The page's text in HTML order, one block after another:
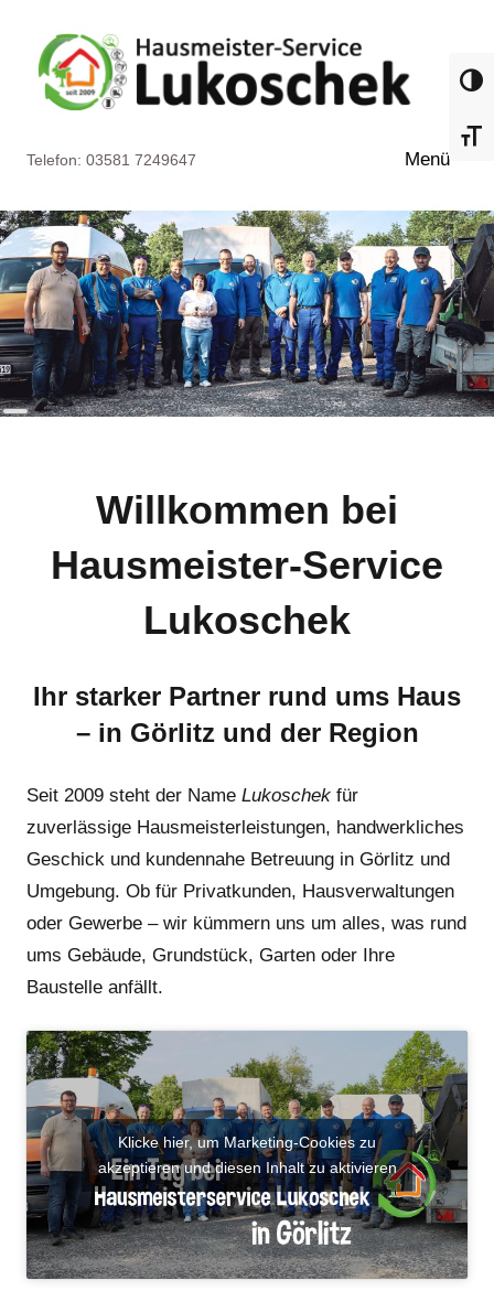
springen
Service
Lukoschek
Görlitz
Telefon: 03581 7249647 Menü
Lange
Willkommen bei
Hausmeister-Service
Lukoschek
Ihr starker Partner rund ums Haus
– in Görlitz und der Region
Seit 2009 steht der Name Lukoschek für
zuverlässige Hausmeisterleistungen, handwerkliches
Geschick und kundennahe Betreuung in Görlitz und
Umgebung. Ob für Privatkunden, Hausverwaltungen
oder Gewerbe – wir kümmern uns um alles, was rund
ums Gebäude, Grundstück, Garten oder Ihre
Baustelle anfällt.
Klicke hier, um Marketing-Cookies zu
akzeptieren und diesen Inhalt zu aktivieren